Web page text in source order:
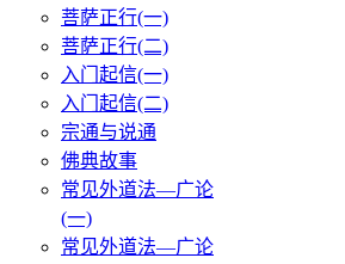
菩萨正行(一)
菩萨正行(二)
入门起信(一)
入门起信(二)
宗通与说通
佛典故事
常见外道法—广论
(一)
常见外道法—广论